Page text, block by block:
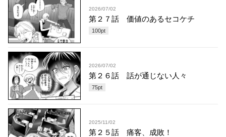
2026/07/02
第２７話 価値のあるセコケチ
100pt
2026/07/02
第２６話 話が通じない人々
75pt
2025/11/02
第２５話 痛客、成敗！